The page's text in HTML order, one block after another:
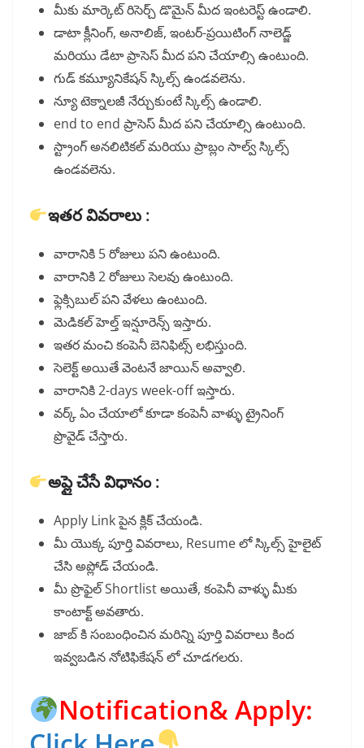
మీకు మార్కెట్ రిసెర్చ్ డొమైన్ మీద ఇంటరెస్ట్ ఉండాలి.
డాటా క్లీనింగ్, అనాలిజ్, ఇంటర్-ప్రయిటింగ్ నాలెడ్జ్
మరియు డేటా ప్రాసెస్ మీద పని చేయాల్సి ఉంటుంది.
గుడ్ కమ్యూనికేషన్ స్కిల్స్ ఉండవలెను.
న్యూ టెక్నాలజీ నేర్చుకుంటే స్కిల్స్ ఉండాలి.
end to end ప్రాసెస్ మీద పని చేయాల్సి ఉంటుంది.
స్ట్రాంగ్ అనలిటికల్ మరియు ప్రాబ్లం సాల్వ్ స్కిల్స్
ఉండవలెను.
ఇతర వివరాలు :
వారానికి 5 రోజులు పని ఉంటుంది.
వారానికి 2 రోజులు సెలవు ఉంటుంది.
ఫ్లెక్సిబుల్ పని వేళలు ఉంటుంది.
మెడికల్ హెల్త్ ఇన్షూరెన్స్ ఇస్తారు.
ఇతర మంచి కంపెనీ బెనిఫిట్స్ లభిస్తుంది.
సెలెక్ట్ అయితే వెంటనే జాయిన్ అవ్వాలి.
వారానికి 2-days week-off ఇస్తారు.
వర్క్ ఏం చేయాలో కూడా కంపెనీ వాళ్ళు ట్రైనింగ్
ప్రొవైడ్ చేస్తారు.
అప్లై చేసే విధానం :
Apply Link పైన క్లిక్ చేయండి.
మీ యొక్క పూర్తి వివరాలు, Resume లో స్కిల్స్ హైలైట్
చేసి అప్లోడ్ చేయండి.
మీ ప్రొఫైల్ Shortlist అయితే, కంపెనీ వాళ్ళు మీకు
కాంటాక్ట్ అవతారు.
జాబ్ కి సంబంధించిన మరిన్ని పూర్తి వివరాలు కింద
ఇవ్వబడిన నోటిఫికేషన్ లో చూడగలరు.
Notification& Apply: